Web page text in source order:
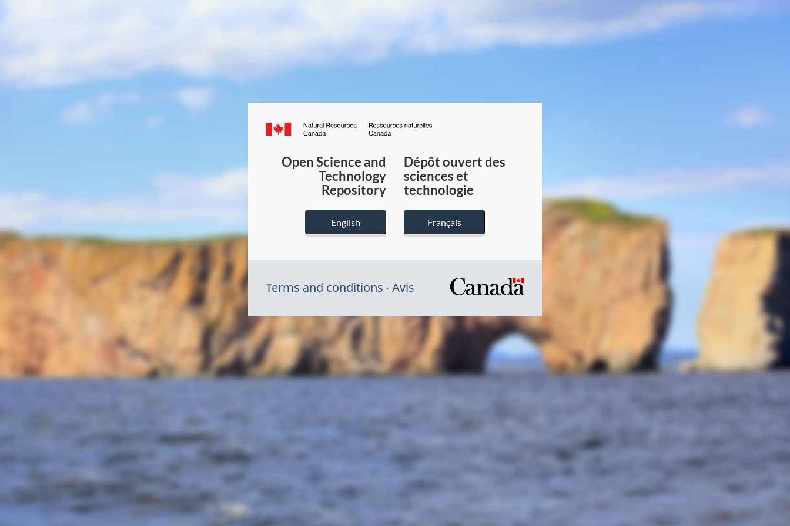
Canada.ca
du
Canada
Open Science and
Technology
Repository
English
Dépôt ouvert des
sciences et
technologie
Français
Terms and conditions Avis
/
du
gouvernement
du